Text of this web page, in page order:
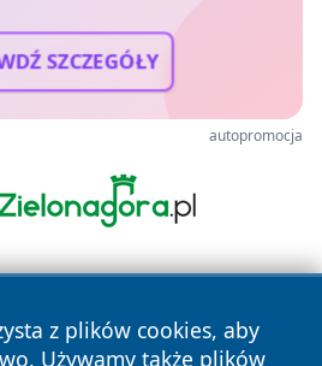
SZCZEGÓŁY
autopromocja
z plików cookies, aby
Używamy także plików